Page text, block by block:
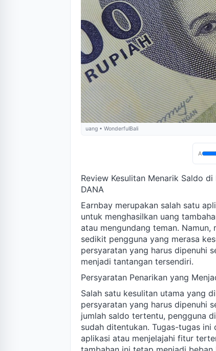
uang • WonderfulBali
A
Review Kesulitan Menarik Saldo
DANA
Earnbay merupakan salah satu
untuk menghasilkan uang
atau mengundang teman.
sedikit pengguna yang merasa
persyaratan yang harus dipenuhi
menjadi tantangan tersendiri.
Persyaratan Penarikan yang
Salah satu kesulitan utama yang
persyaratan yang harus dipenuhi
jumlah saldo tertentu, pengguna
sudah ditentukan. Tugas-tugas
aplikasi atau menjelajahi fitur